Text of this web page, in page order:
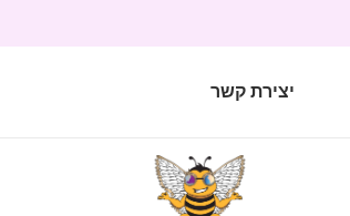
יצירת קשר